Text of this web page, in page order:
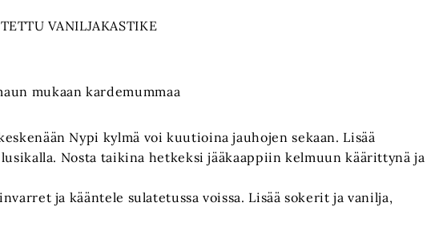
VANILJAKASTIKE
mukaan kardemummaa
Nypi kylmä voi kuutioina jauhojen sekaan. Lisää
Nosta taikina hetkeksi jääkaappiin kelmuun käärittynä ja
ja kääntele sulatetussa voissa. Lisää sokerit ja vanilja,